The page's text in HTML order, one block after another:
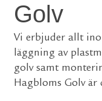
Golv
Vi erbjuder allt
läggning av
golv samt
Hagbloms Golv är